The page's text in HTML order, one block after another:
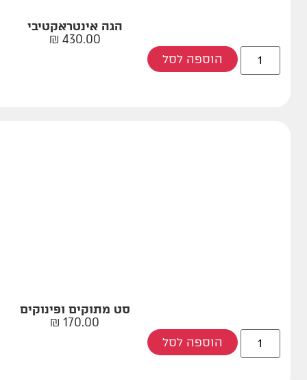
הגה אינטראקטיבי
430.00
₪
הוספה לסל
סט מתוקים ופינוקים
170.00
₪
הוספה לסל